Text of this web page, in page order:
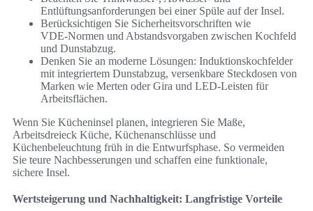
Entlüftungsanforderungen bei einer Spüle auf der Insel.
Berücksichtigen Sie Sicherheitsvorschriften wie
VDE‑Normen und Abstandsvorgaben zwischen Kochfeld
und Dunstabzug.
Denken Sie an moderne Lösungen: Induktionskochfelder
mit integriertem Dunstabzug, versenkbare Steckdosen von
Marken wie Merten oder Gira und LED‑Leisten für
Arbeitsflächen.
Wenn Sie Kücheninsel planen, integrieren Sie Maße,
Arbeitsdreieck Küche, Küchenanschlüsse und
Küchenbeleuchtung früh in die Entwurfsphase. So vermeiden
Sie teure Nachbesserungen und schaffen eine funktionale,
sichere Insel.
Wertsteigerung und Nachhaltigkeit: Langfristige Vorteile